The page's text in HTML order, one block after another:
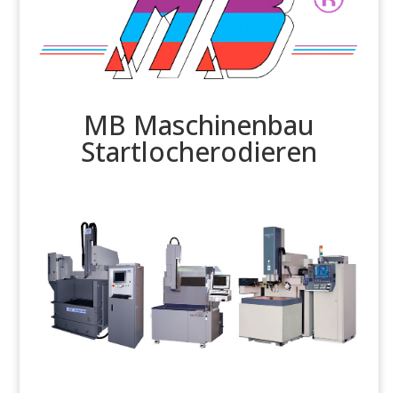
MB Maschinenbau
Startlocherodieren